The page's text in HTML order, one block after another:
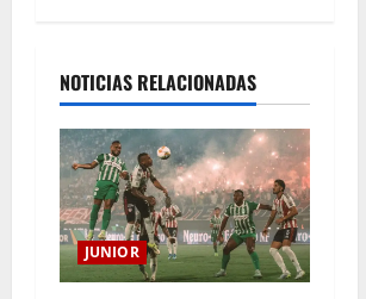
NOTICIAS RELACIONADAS
JUNIOR